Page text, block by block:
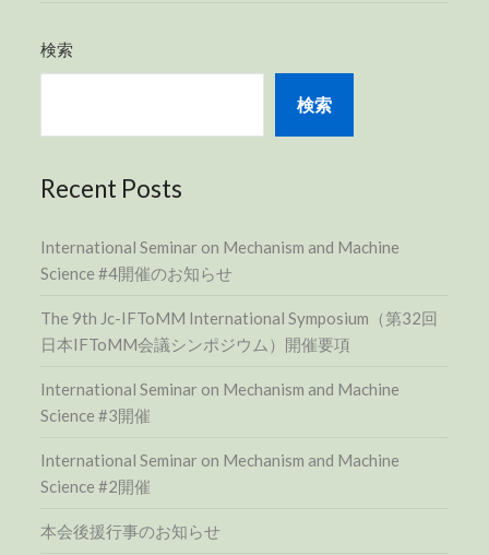
検索
検索
Recent Posts
International Seminar on Mechanism and Machine
Science #4開催のお知らせ
The 9th Jc-IFToMM International Symposium（第32回
日本IFToMM会議シンポジウム）開催要項
International Seminar on Mechanism and Machine
Science #3開催
International Seminar on Mechanism and Machine
Science #2開催
本会後援行事のお知らせ